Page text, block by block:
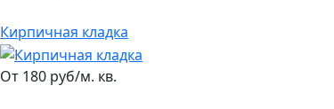
Кирпичная кладка
От 180 руб/м. кв.